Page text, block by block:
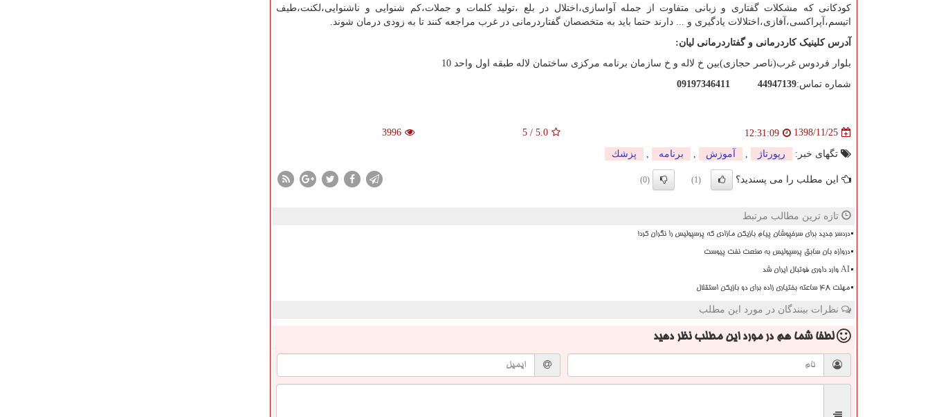
کودکانی که مشکلات گفتاری و زبانی متفاوت از جمله آواسازی،اختلال در بلع ،تولید کلمات و جملات،کم شنوایی و ناشنوایی،لکنت،طیف
اتیسم،آپراکسی،آفازی،اختلالات یادگیری و ... دارند حتما باید به متخصصان گفتاردرمانی در غرب مراجعه کنند تا به زودی درمان شوند.
آدرس کلینیک کاردرمانی و گفتاردرمانی لیان:
بلوار فردوس غرب(ناصر حجازی)بین خ لاله و خ سازمان برنامه مرکزی ساختمان لاله طبقه اول واحد 10
شماره تماس:44947139
09197346411
1398/11/25
12:31:09
5.0
/
5
3996
تگهای خبر: رپورتاژ آموزش برنامه پزشك
این مطلب را می پسندید؟ (1)
(0)
تازه ترین مطالب مرتبط
دردسر جدید برای سرخپوشان پیام بازیکن مازادی که پرسپولیس را نگران کرد!
دروازه بان سابق پرسپولیس به صنعت نفت پیوست
AI وارد داوری فوتبال ایران شد
مهلت 48 ساعته بختیاری زاده برای دو بازیکن استقلال
نظرات بینندگان در مورد این مطلب
لطفا شما همدر مورد این مطلب نظر دهید